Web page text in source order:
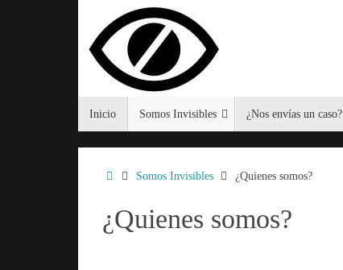
Inicio Somos Invisibles ¿Nos envías un caso?
InicioSomos Invisibles ¿Quienes somos?
¿Quienes somos?